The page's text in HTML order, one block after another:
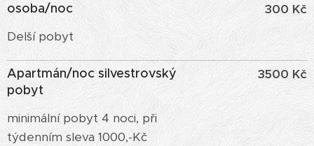
osoba/noc
Delší pobyt
300 Kč
Apartmán/noc silvestrovský
pobyt
minimální pobyt 4 noci, při
týdenním sleva 1000,-Kč
3500 Kč